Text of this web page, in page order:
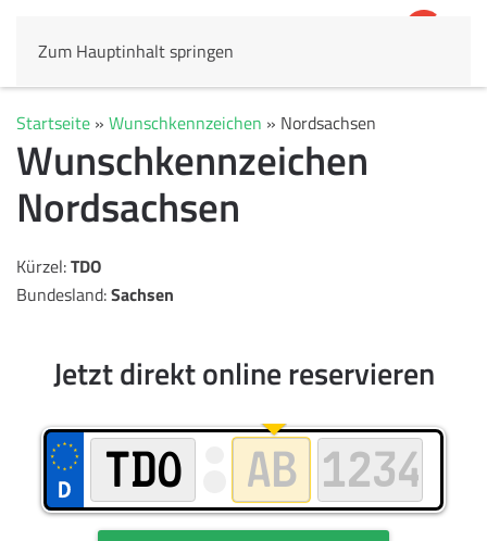
Zum Hauptinhalt springen
Startseite » Wunschkennzeichen » Nordsachsen
Wunschkennzeichen
Nordsachsen
Kürzel:TDO
Bundesland:Sachsen
Jetzt direkt online reservieren